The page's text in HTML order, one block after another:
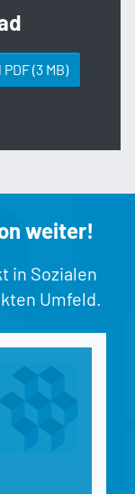
(3 MB)
weiter!
in Sozialen
Umfeld.